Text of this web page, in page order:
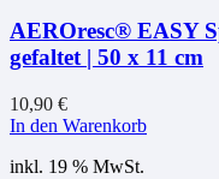
AEROresc® EASY
gefaltet | 50 x 11 cm
10,90 €
In den Warenkorb
inkl. 19 % MwSt.